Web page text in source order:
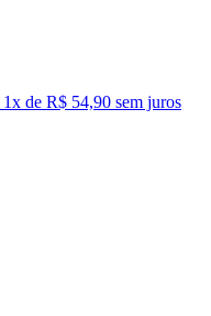
1x de R$ 54,90 sem juros